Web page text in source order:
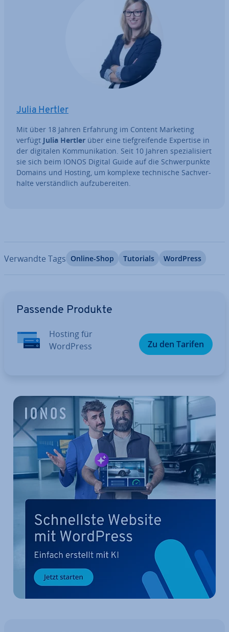
Julia Hertler
Mit über 18 Jahren Erfahrung im Content Marketing
verfügt Julia Hertler über eine tief­grei­fen­de Expertise in
der digitalen Kom­mu­ni­ka­ti­on. Seit 10 Jahren spe­zia­li­siert
sie sich beim IONOS Digital Guide auf die Schwer­punk­te
Domains und Hosting, um komplexe tech­ni­sche Sach­ver­
hal­te ver­ständ­lich auf­zu­be­rei­ten.
Verwandte Tags Online-Shop Tutorials WordPress
Passende Produkte
Hosting für
WordPress
Zu den Tarifen